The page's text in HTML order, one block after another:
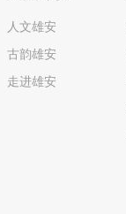
人文雄安
古韵雄安
走进雄安